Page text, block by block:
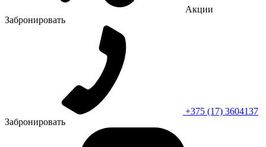
Акции
Забронировать
+375 (17) 3604137
Забронировать